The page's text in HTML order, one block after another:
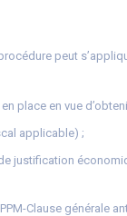
peut
place en vue
applicable) ;
justification
Clause générale